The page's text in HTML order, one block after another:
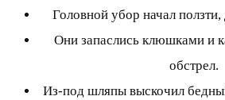
Головной убор начал ползти,
Они запаслись клюшками и
обстрел.
Из-под шляпы выскочил